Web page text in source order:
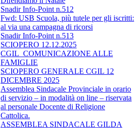
Snadir Info-Point n.512
Fwd: USB Scuola, più tutele per gli iscritti:
al via una campagna di ricorsi
Snadir Info-Point n.513
SCIOPERO 12.12.2025
CGIL_COMUNICAZIONE ALLE
FAMIGLIE
SCIOPERO GENERALE CGIL 12
DICEMBRE 2025
Assemblea Sindacale Provinciale in orario
di servizio – in modalità on line – riservata
al personale Docente di Religione
Cattolica.
ASSEMBLEA SINDACALE GILDA